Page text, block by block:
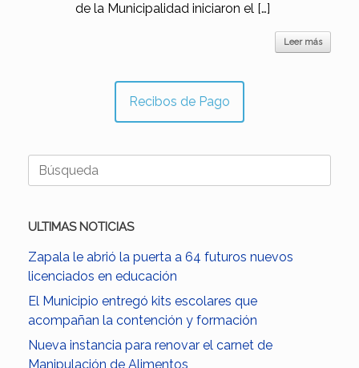
de la Municipalidad iniciaron el […]
Leer más
Recibos de Pago
Buscar:
ULTIMAS NOTICIAS
Zapala le abrió la puerta a 64 futuros nuevos
licenciados en educación
El Municipio entregó kits escolares que
acompañan la contención y formación
Nueva instancia para renovar el carnet de
Manipulación de Alimentos